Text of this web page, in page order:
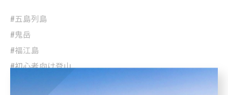
#五島列島
#鬼岳
#福江島
#初心者向け登山